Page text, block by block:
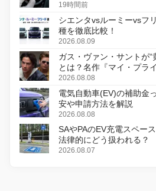
19時間前
シエンタvsルーミーvsフ
種を徹底比較！
2026.08.09
ガス・ヴァン・サントが
とは？名作『マイ・プラ
初のデジタルリマスター版
2026.08.08
電気自動車(EV)の補助金
安や申請方法を解説
2026.08.08
SAやPAのEV充電スペー
法律的にどう扱われる？
2026.08.07